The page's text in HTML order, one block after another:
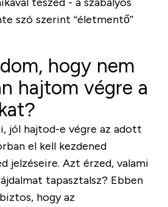
szó szerint “életmentő”
hogy nem
hajtom végre a
jól hajtod-e végre az adott
el kell kezdened
jelzéseire. Azt érzed, valami
tapasztalsz? Ebben
hogy az